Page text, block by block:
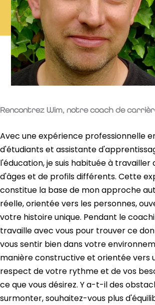
Rencontrez Wim, notre coach de
Avec une expérience professionnelle
d'étudiants et assistante
l'éducation, je suis habituée à travailler
d'âges et de profils différents. Cette
constitue la base de mon approche
réelle, orientée vers les personnes,
votre histoire unique. Pendant le
travaille avec vous pour trouver ce
vous sentir bien dans votre
manière constructive et orientée vers
respect de votre rythme et de vos
ce que vous désirez. Y a-t-il des
surmonter, souhaitez-vous plus